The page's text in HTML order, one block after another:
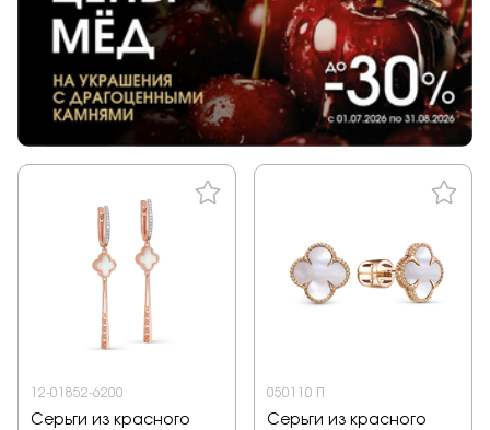
12-01852-6200
Серьги из красного
050110 П
Серьги из красного